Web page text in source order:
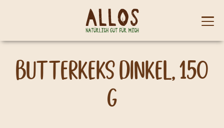
Skip to content
menu
Butterkeks Dinkel, 150
g